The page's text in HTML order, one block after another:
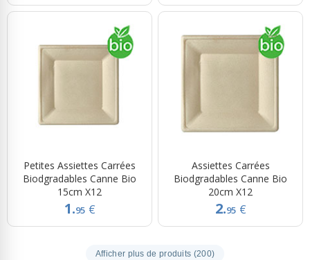
Petites Assiettes Carrées
Biodgradables Canne Bio
15cm X12
1.95 €
Assiettes Carrées
Biodgradables Canne Bio
20cm X12
2.95 €
Afficher plus de produits (200)